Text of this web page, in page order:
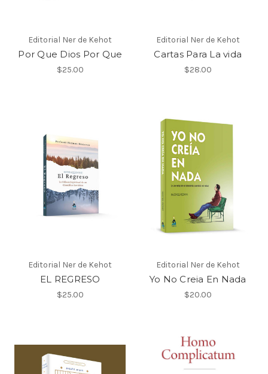
Editorial Ner de Kehot
Por Que Dios Por Que
$25.00
Editorial Ner de Kehot
Cartas Para La vida
$28.00
Editorial Ner de Kehot
EL REGRESO
$25.00
Editorial Ner de Kehot
Yo No Creia En Nada
$20.00